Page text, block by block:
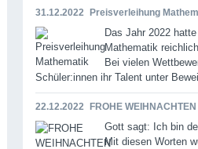
31.12.2022 Preisverleihung
Das Jahr 2022
Mathematik
Bei vielen
Schüler:innen ihr Talent unter
22.12.2022 FROHE WEIHNACHTEN
Gott sagt: Ich bin
Mit diesen Worten